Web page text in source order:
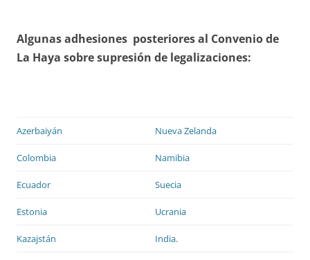
Algunas adhesiones posteriores al Convenio de
La Haya sobre supresión de legalizaciones:
Azerbaiyán Nueva Zelanda
Colombia Namibia
Ecuador Suecia
Estonia Ucrania
Kazajstán India.